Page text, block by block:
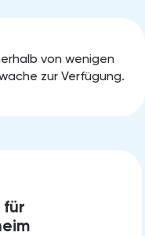
von wenigen
zur Verfügung.
für